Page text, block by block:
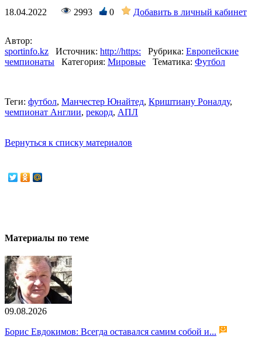
18.04.2022 2993 0 Добавить в личный кабинет
Автор:
sportinfo.kz
Источник: http://https: Рубрика: Европейские
чемпионаты
Категория: Мировые Тематика: Футбол
Теги: футбол, Манчестер Юнайтед, Криштиану Роналду,
чемпионат Англии, рекорд, АПЛ
Вернуться к списку материалов
Материалы по теме
09.08.2026
Борис Евдокимов: Всегда оставался самим собой и...